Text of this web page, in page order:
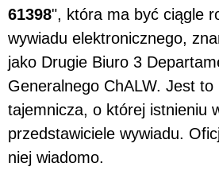
61398", która ma być ciągle
wywiadu elektronicznego,
jako Drugie Biuro 3
Generalnego ChALW. Jest
tajemnicza, o której istnieniu
przedstawiciele wywiadu.
niej wiadomo.